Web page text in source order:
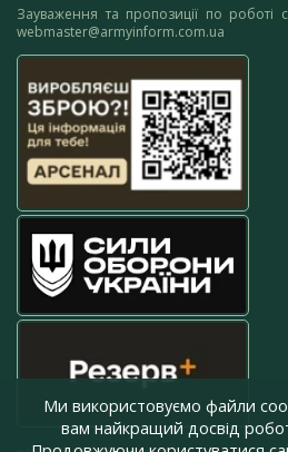
Зауваження та пропозиції по роботі
webmaster@armyinform.com.ua
Ми використовуємо файли
вам найкращий досвід